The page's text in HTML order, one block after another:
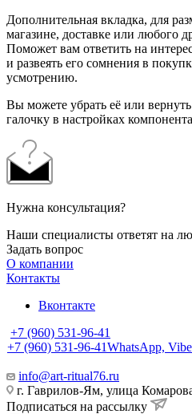
Дополнительная вкладка, для
магазине, доставке или любого
Поможет вам ответить на
и развеять его сомнения в
усмотрению.
Вы можете убрать её или
галочку в настройках
Нужна консультация?
Наши специалисты ответят на
Задать вопрос
О компании
Контакты
Вконтакте
+7 (960) 531-96-41
+7 (960) 531-96-41WhatsApp,
info@art-ritual76.ru
г. Гаврилов-Ям, улица
Подписаться на рассылку